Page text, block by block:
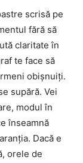
scrisă pe
fără să
claritate în
te face să
obișnuiți.
supără. Vei
modul în
înseamnă
Dacă e
orele de